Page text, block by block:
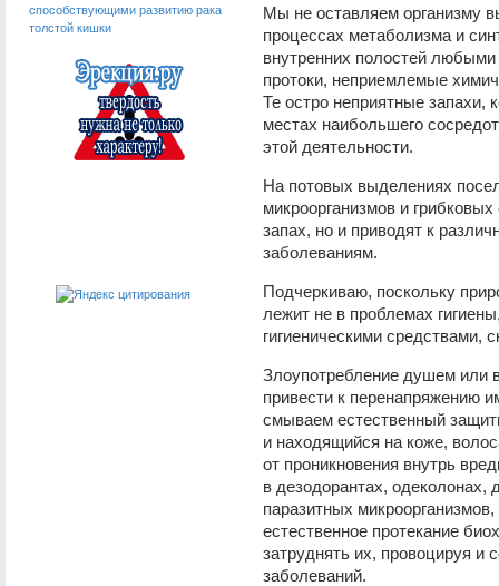
способствующими развитию рака
толстой кишки
Мы не оставляем организму
процессах метаболизма и
внутренних полостей
протоки, неприемлемые
Те остро неприятные запахи,
местах наибольшего
этой деятельности.
На потовых выделениях
микроорганизмов и
запах, но и приводят к
заболеваниям.
Подчеркиваю, поскольку
лежит не в проблемах
гигиеническими средствами,
Злоупотребление душем или
привести к перенапряжению
смываем естественный
и находящийся на коже,
от проникновения внутрь
в дезодорантах, одеколонах,
паразитных
естественное протекание
затруднять их, провоцируя и
заболеваний.